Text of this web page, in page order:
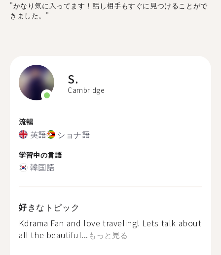
"かなり気に入ってます！話し相手もすぐに見つけることがで
きました。"
S.
Cambridge
流暢
英語 ショナ語
学習中の言語
韓国語
好きなトピック
Kdrama Fan and love traveling! Lets talk about
all the beautiful... もっと見る